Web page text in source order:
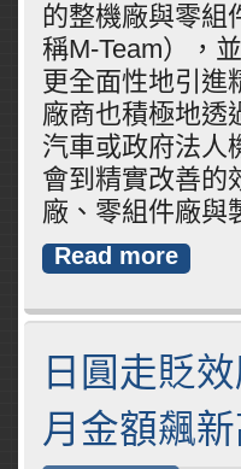
的整機廠與零組
稱M-Team），
更全面性地引進
廠商也積極地透
汽車或政府法人
會到精實改善的
廠、零組件廠與
Read more
日圓走貶
月金額飆